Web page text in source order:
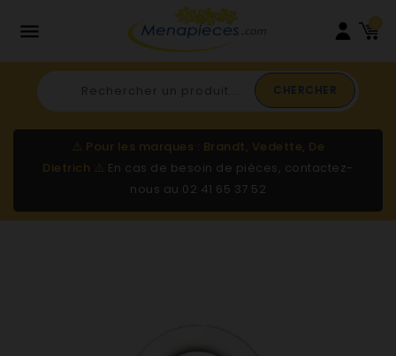
 0
CHERCHER
⚠️ Pour les marques : Brandt, Vedette, De
Dietrich ⚠️ En cas de besoin de pièces, contactez-
nous au 02 41 65 37 52